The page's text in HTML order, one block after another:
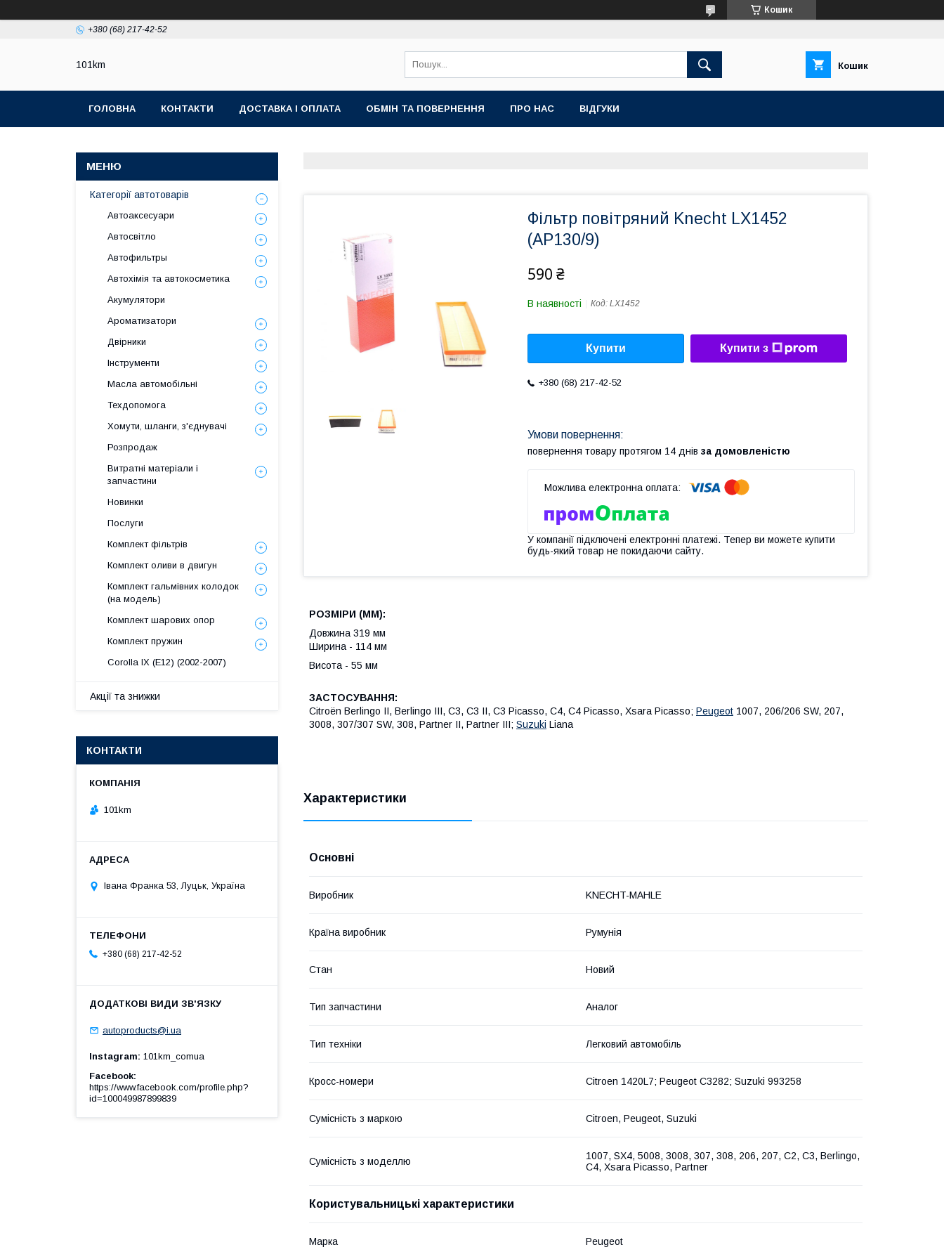
Кошик
+380 (68) 217-42-52
101km Кошик
ГОЛОВНА КОНТАКТИ ДОСТАВКА І ОПЛАТА ОБМІН ТА ПОВЕРНЕННЯ ПРО НАС ВІДГУКИ
Фільтр повітряний Knecht LX1452
(AP130/9)
590 ₴
В наявності Код: LX1452
Купити Купити з
+380 (68) 217-42-52
повернення товару протягом 14 днів за домовленістю
У компанії підключені електронні платежі. Тепер ви можете купити
будь-який товар не покидаючи сайту.
РОЗМІРИ (MM):
Довжина 319 мм
Ширина - 114 мм
Висота - 55 мм
ЗАСТОСУВАННЯ:
Citroën Berlingo II, Berlingo III, C3, C3 II, C3 Picasso, C4, C4 Picasso, Xsara Picasso; Peugeot 1007, 206/206 SW, 207,
3008, 307/307 SW, 308, Partner II, Partner III; Suzuki Liana
Характеристики
Основні
Виробник KNECHT-MAHLE
Країна виробник Румунія
Стан Новий
Тип запчастини Аналог
Тип техніки Легковий автомобіль
Кросс-номери Citroen 1420L7; Peugeot C3282; Suzuki 993258
Сумісність з маркою Citroen, Peugeot, Suzuki
Сумісність з моделлю
1007, SX4, 5008, 3008, 307, 308, 206, 207, C2, C3, Berlingo,
C4, Xsara Picasso, Partner
Користувальницькі характеристики
Марка Peugeot
Категорії автотоварів
Автоаксесуари
Автосвітло
Автофильтры
Автохімія та автокосметика
Акумулятори
Ароматизатори
Двірники
Інструменти
Масла автомобільні
Техдопомога
Хомути, шланги, з'єднувачі
Розпродаж
Витратні матеріали і
запчастини
Новинки
Послуги
Комплект фільтрів
Комплект оливи в двигун
Комплект гальмівних колодок
(на модель)
Комплект шарових опор
Комплект пружин
Corolla IX (E12) (2002-2007)
Акції та знижки
КОНТАКТИ
101km
Івана Франка 53, Луцьк, Україна
+380 (68) 217-42-52
autoproducts@i.ua
Instagram 101km_comua
Facebook
https://www.facebook.com/profile.php?
id=100049987899839